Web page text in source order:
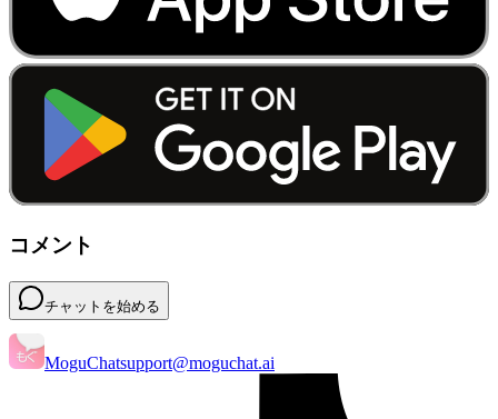
コメント
チャットを始める
MoguChatsupport@moguchat.ai